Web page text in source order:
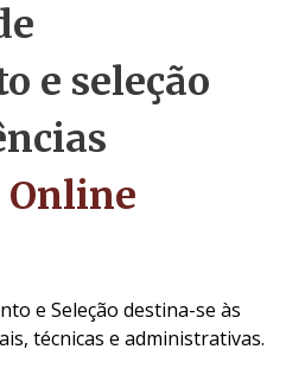
e seleção
Online
e Seleção destina-se às
técnicas e administrativas.